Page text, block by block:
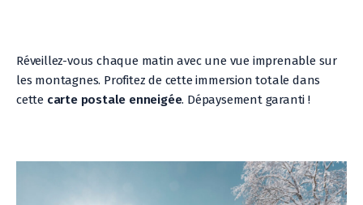
Réveillez-vous chaque matin avec une vue imprenable sur
les montagnes. Profitez de cette immersion totale dans
cette carte postale enneigée. Dépaysement garanti !